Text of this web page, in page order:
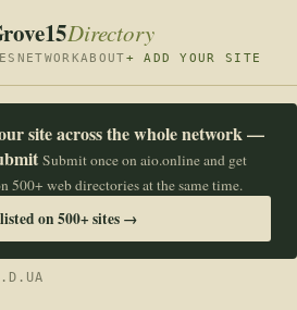
Directory
NETWORKABOUT+ ADD YOUR SITE
site across the whole network —
Submit once on aio.online and get
500+ web directories at the same time.
on 500+ sites →